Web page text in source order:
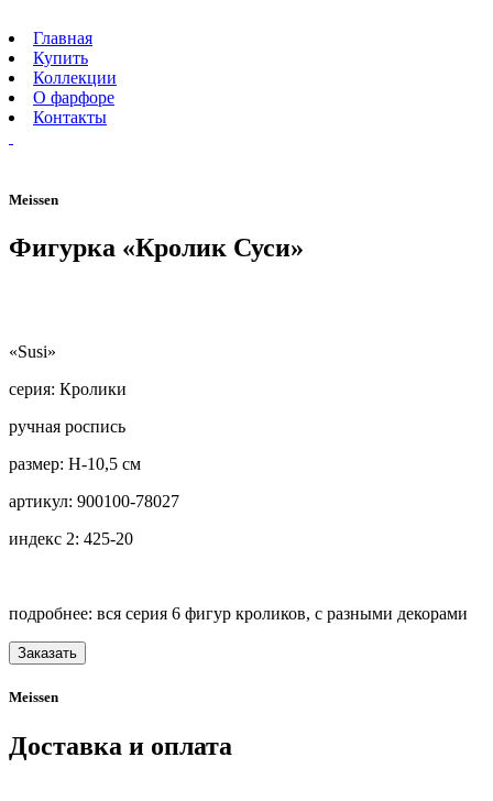
Главная
Купить
Коллекции
О фарфоре
Контакты
Meissen
Фигурка «Кролик Суси»
«Susi»
серия: Кролики
ручная роспись
размер: H-10,5 см
артикул: 900100-78027
индекс 2: 425-20
подробнее: вся серия 6 фигур кроликов, с разными декорами
Заказать
Meissen
Доставка и оплата